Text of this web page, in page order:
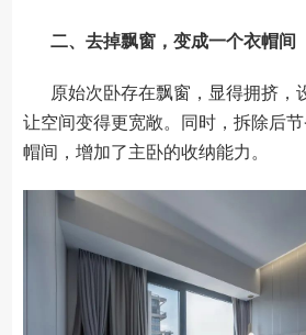
二、去掉飘窗，变成一个衣帽间
原始次卧存在飘窗，显得拥挤，
让空间变得更宽敞。同时，拆除后
帽间，增加了主卧的收纳能力。